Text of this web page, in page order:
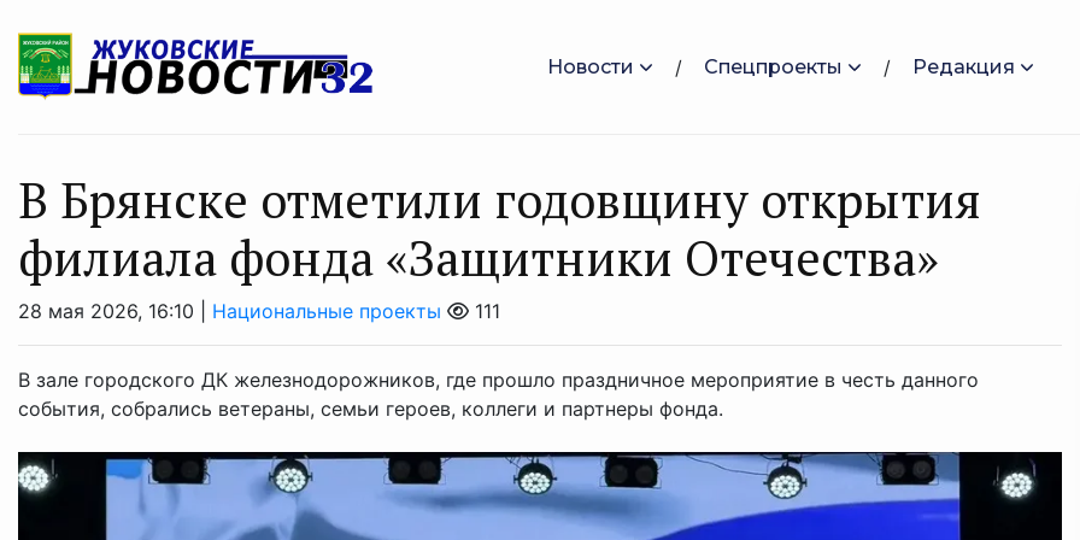
Новости Спецпроекты Редакция
В Брянске отметили годовщину открытия
филиала фонда «Защитники Отечества»
28 мая 2026, 16:10 | Национальные проекты 111
В зале городского ДК железнодорожников, где прошло праздничное мероприятие в честь данного
события, собрались ветераны, семьи героев, коллеги и партнеры фонда.